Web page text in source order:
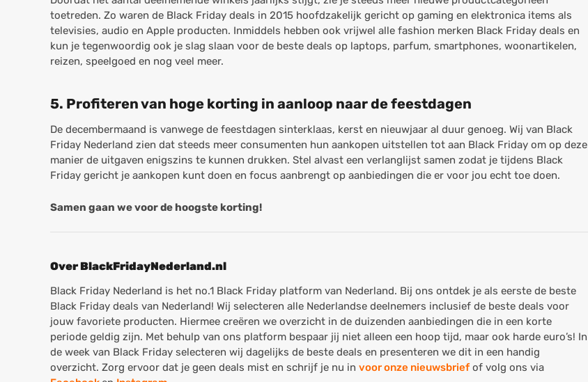
toetreden. Zo waren de Black Friday deals in 2015 hoofdzakelijk gericht op gaming en elektronica items als
televisies, audio en Apple producten. Inmiddels hebben ook vrijwel alle fashion merken Black Friday deals en
kun je tegenwoordig ook je slag slaan voor de beste deals op laptops, parfum, smartphones, woonartikelen,
reizen, speelgoed en nog veel meer.
5. Profiteren van hoge korting in aanloop naar de feestdagen
De decembermaand is vanwege de feestdagen sinterklaas, kerst en nieuwjaar al duur genoeg. Wij van Black
Friday Nederland zien dat steeds meer consumenten hun aankopen uitstellen tot aan Black Friday om op deze
manier de uitgaven enigszins te kunnen drukken. Stel alvast een verlanglijst samen zodat je tijdens Black
Friday gericht je aankopen kunt doen en focus aanbrengt op aanbiedingen die er voor jou echt toe doen.
Samen gaan we voor de hoogste korting!
Over BlackFridayNederland.nl
Black Friday Nederland is het no.1 Black Friday platform van Nederland. Bij ons ontdek je als eerste de beste
Black Friday deals van Nederland! Wij selecteren alle Nederlandse deelnemers inclusief de beste deals voor
jouw favoriete producten. Hiermee creëren we overzicht in de duizenden aanbiedingen die in een korte
periode geldig zijn. Met behulp van ons platform bespaar jij niet alleen een hoop tijd, maar ook harde euro’s! In
de week van Black Friday selecteren wij dagelijks de beste deals en presenteren we dit in een handig
overzicht. Zorg ervoor dat je geen deals mist en schrijf je nu in voor onze nieuwsbriefof volg ons via